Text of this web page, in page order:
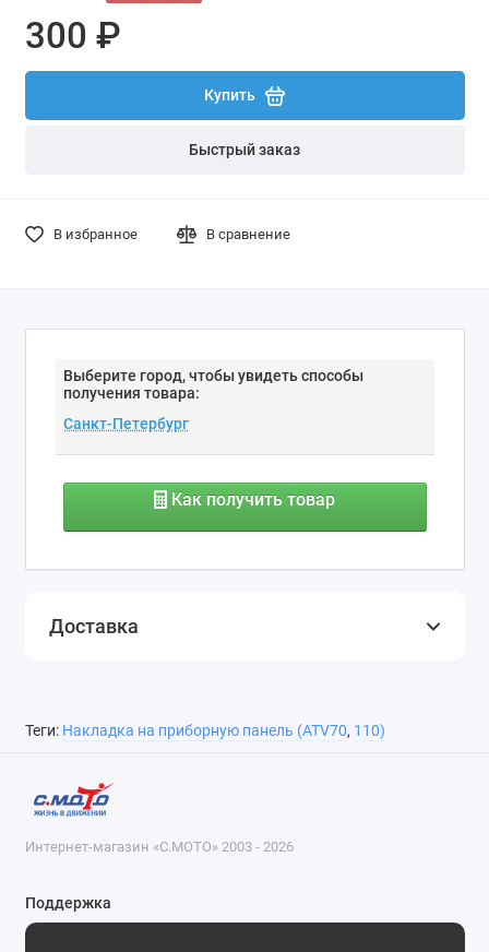
300 ₽
Купить
Быстрый заказ
В избранное В сравнение
Выберите город, чтобы увидеть способы
получения товара:
Как получить товар
Доставка
Теги: Накладка на приборную панель (ATV70, 110)
Интернет-магазин «С.МОТО» 2003 - 2026
Поддержка
8-800-55-00-327